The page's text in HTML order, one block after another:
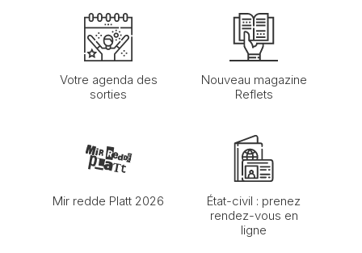
Votre agenda des
sorties
Nouveau magazine
Reflets
Mir redde Platt 2026
État-civil : prenez
rendez-vous en
ligne